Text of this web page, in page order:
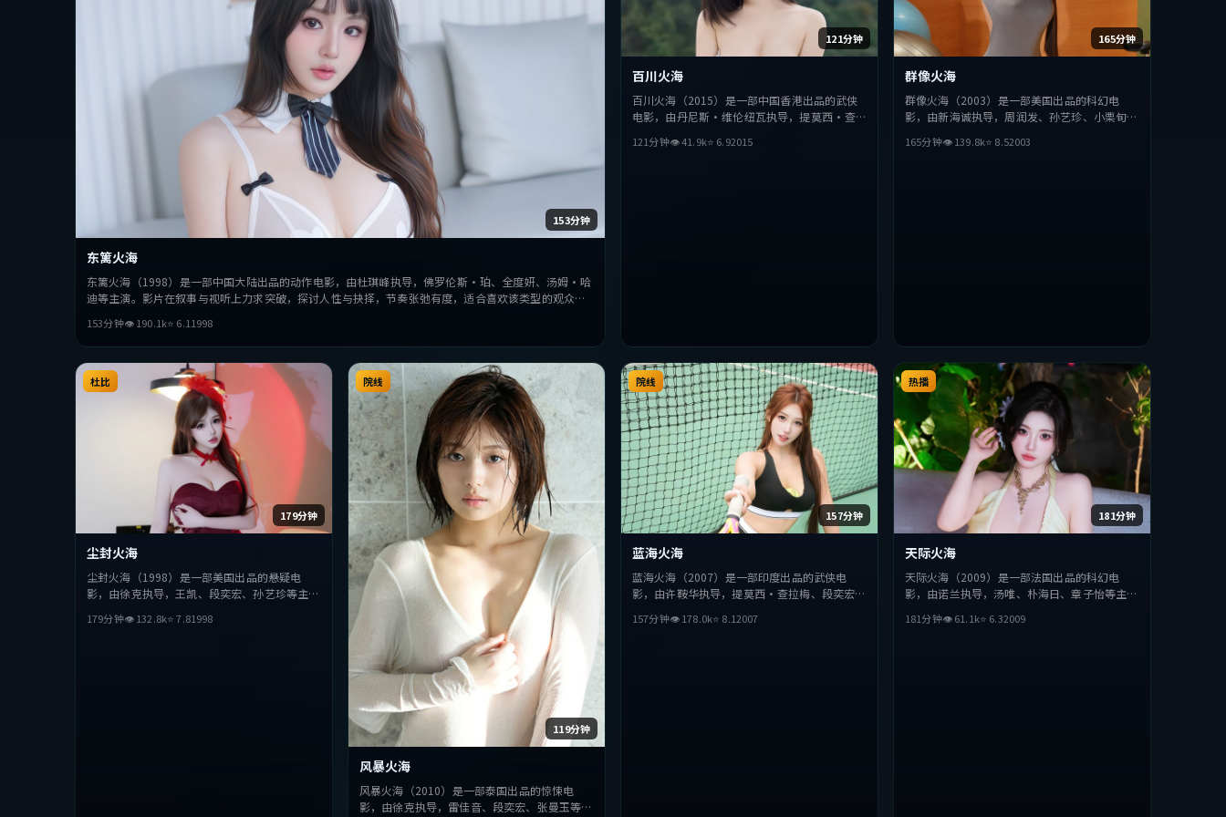
153分钟
东篱火海
东篱火海（1998）是一部中国大陆出品的动作电影，由杜琪峰执导，佛罗伦斯·珀、全度妍、汤姆·哈
迪等主演。影片在叙事与视听上力求突破，探讨人性与抉择，节奏张弛有度，适合喜欢该类型的观众完
153分钟👁190.1k⭐ 6.11998
121分钟
百川火海
百川火海（2015）是一部中国香港出品的武侠
电影，由丹尼斯·维伦纽瓦执导，提莫西·查
听上力求突破，探讨人性与抉择，节奏张弛有
121分钟👁41.9k⭐ 6.92015
165分钟
群像火海
群像火海（2003）是一部美国出品的科幻电
影，由新海诚执导，周润发、孙艺珍、小栗旬等
与抉择，节奏张弛有度，适合喜欢该类型的观众
165分钟👁139.8k⭐ 8.52003
179分钟
杜比
尘封火海
尘封火海（1998）是一部美国出品的悬疑电
影，由徐克执导，王凯、段奕宏、孙艺珍等主
抉择，节奏张弛有度，适合喜欢该类型的观众完
179分钟👁132.8k⭐7.81998
119分钟
院线
风暴火海
风暴火海（2010）是一部泰国出品的惊悚电
影，由徐克执导，雷佳音、段奕宏、张曼玉等主
157分钟
院线
蓝海火海
蓝海火海（2007）是一部印度出品的武侠电
影，由许鞍华执导，提莫西·查拉梅、段奕宏、
探讨人性与抉择，节奏张弛有度，适合喜欢该类
157分钟👁178.0k⭐ 8.12007
181分钟
热播
天际火海
天际火海（2009）是一部法国出品的科幻电
影，由诺兰执导，汤唯、朴海日、章子怡等主
抉择，节奏张弛有度，适合喜欢该类型的观众完
181分钟👁61.1k⭐ 6.32009